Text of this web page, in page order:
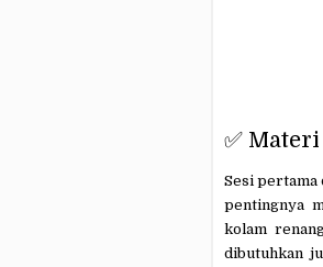
✅
Sesi pertama
pentingnya
kolam
dibutuhkan